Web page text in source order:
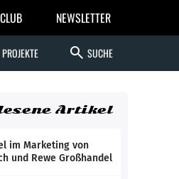
NEWSLETTER
PROJEKTE search SUCHE
Artikel
im Marketing von
und Rewe Großhandel